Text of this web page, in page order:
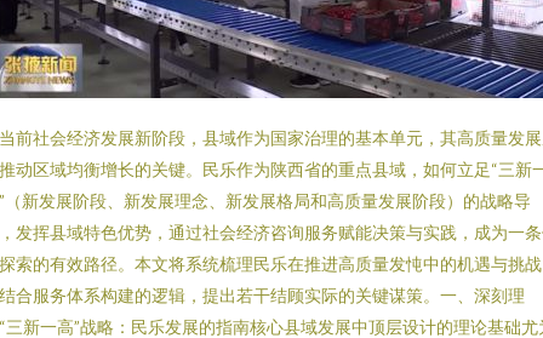
前社会经济发展新阶段，县域作为国家治理的基本单元，其高质量发
动区域均衡增长的关键。民乐作为陕西省的重点县域，如何立足“三新
（新发展阶段、新发展理念、新发展格局和高质量发展阶段）的战略导
发挥县域特色优势，通过社会经济咨询服务赋能决策与实践，成为一
索的有效路径。本文将系统梳理民乐在推进高质量发忳中的机遇与挑
合服务体系构建的逻辑，提出若干结顾实际的关键谋策。一、深刻理
三新一高”战略：民乐发展的指南核心县域发展中顶层设计的理论基础尤